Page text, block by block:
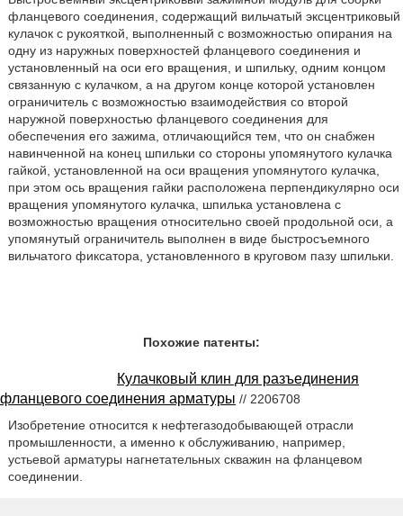
фланцевого соединения, содержащий вильчатый эксцентриковый
кулачок с рукояткой, выполненный с возможностью опирания на
одну из наружных поверхностей фланцевого соединения и
установленный на оси его вращения, и шпильку, одним концом
связанную с кулачком, а на другом конце которой установлен
ограничитель с возможностью взаимодействия со второй
наружной поверхностью фланцевого соединения для
обеспечения его зажима, отличающийся тем, что он снабжен
навинченной на конец шпильки со стороны упомянутого кулачка
гайкой, установленной на оси вращения упомянутого кулачка,
при этом ось вращения гайки расположена перпендикулярно оси
вращения упомянутого кулачка, шпилька установлена с
возможностью вращения относительно своей продольной оси, а
упомянутый ограничитель выполнен в виде быстросъемного
вильчатого фиксатора, установленного в круговом пазу шпильки.
Похожие патенты:
Кулачковый клин для разъединения
фланцевого соединения арматуры // 2206708
Изобретение относится к нефтегазодобывающей отрасли
промышленности, а именно к обслуживанию, например,
устьевой арматуры нагнетательных скважин на фланцевом
соединении.